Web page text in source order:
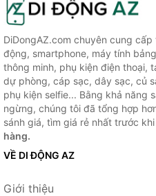
DiDongAZ.com chuyên cung
động, smartphone, máy tính
thông minh, phụ kiện điện thoại,
dự phòng, cáp sạc, dây sạc, củ
phụ kiện selfie... Bằng khả năng
ngừng, chúng tôi đã tổng hợp
sánh giá, tìm giá rẻ nhất trước khi
hàng.
VỀ DI ĐỘNG AZ
Giới thiệu